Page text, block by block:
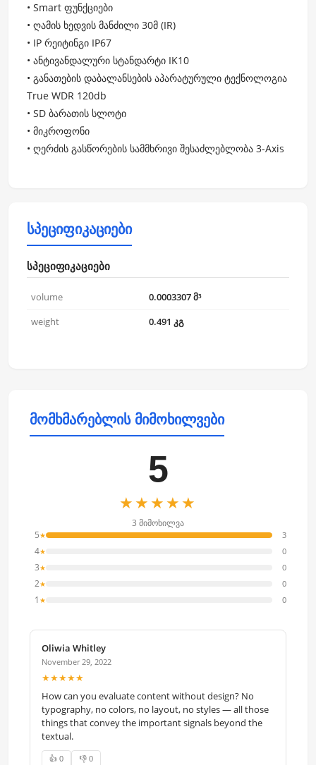
• Smart ფუნქციები
• ღამის ხედვის მანძილი 30მ (IR)
• IP რეიტინგი IP67
• ანტივანდალური სტანდარტი IK10
• განათების დაბალანსების აპარატურული ტექნოლოგია
True WDR 120db
• SD ბარათის სლოტი
• მიკროფონი
• ღერძის გასწორების სამმხრივი შესაძლებლობა 3-Axis
სპეციფიკაციები
სპეციფიკაციები
volume
0.0003307 მ³
weight
0.491 კგ
მომხმარებლის მიმოხილვები
5
★★★★★
3 მიმოხილვა
5★ 3
4★ 0
3★ 0
2★ 0
1 ★ 0
Oliwia Whitley
November 29, 2022
★★★★★
How can you evaluate content without design? No
typography, no colors, no layout, no styles — all those
things that convey the important signals beyond the
textual.
👍 0 👎 0